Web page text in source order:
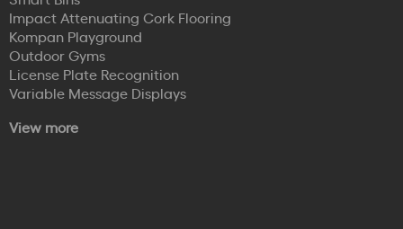
Impact Attenuating Cork Flooring
Kompan Playground
Outdoor Gyms
License Plate Recognition
Variable Message Displays
View more